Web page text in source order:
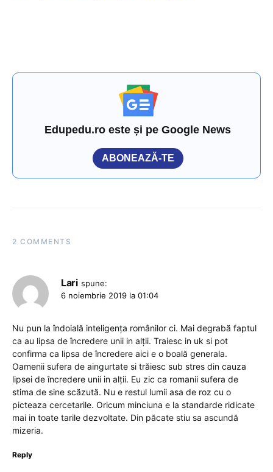
Edupedu.ro este și pe Google News
ABONEAZĂ-TE
2 COMMENTS
Lari spune:
6 noiembrie 2019 la 01:04
Nu pun la îndoială inteligența românilor ci. Mai degrabă faptul
ca au lipsa de încredere unii in alții. Traiesc in uk si pot
confirma ca lipsa de încredere aici e o boală generala.
Oamenii sufera de aingurtate si trăiesc sub stres din cauza
lipsei de încredere unii in alții. Eu zic ca romanii sufera de
stima de sine scăzută. Nu e restul lumii asa de roz cu o
picteaza cercetarile. Oricum minciuna e la standarde ridicate
mai in toate tarile dezvoltate. Din păcate stiu sa ascundă
mizeria.
Reply